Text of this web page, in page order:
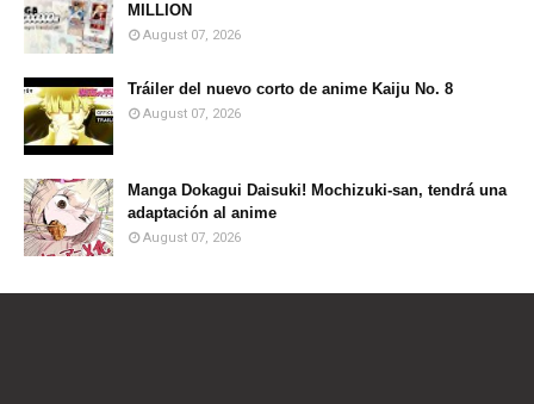
MILLION
August 07, 2026
Tráiler del nuevo corto de anime Kaiju No. 8
August 07, 2026
Manga Dokagui Daisuki! Mochizuki-san, tendrá una
adaptación al anime
August 07, 2026